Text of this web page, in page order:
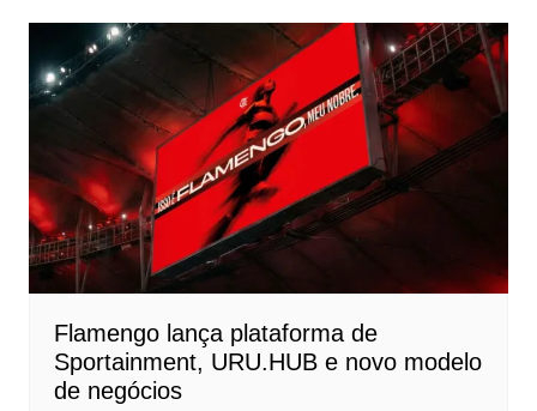
Flamengo lança plataforma de
Sportainment, URU.HUB e novo modelo
de negócios